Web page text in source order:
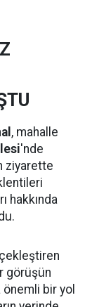
, mahalle
'nde
ziyarette
hakkında
görüşün
bir yol